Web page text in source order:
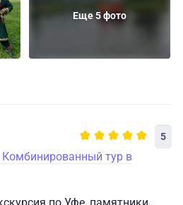
Еще 5 фото
5
Комбинированный тур в
по Уфе, памятники,